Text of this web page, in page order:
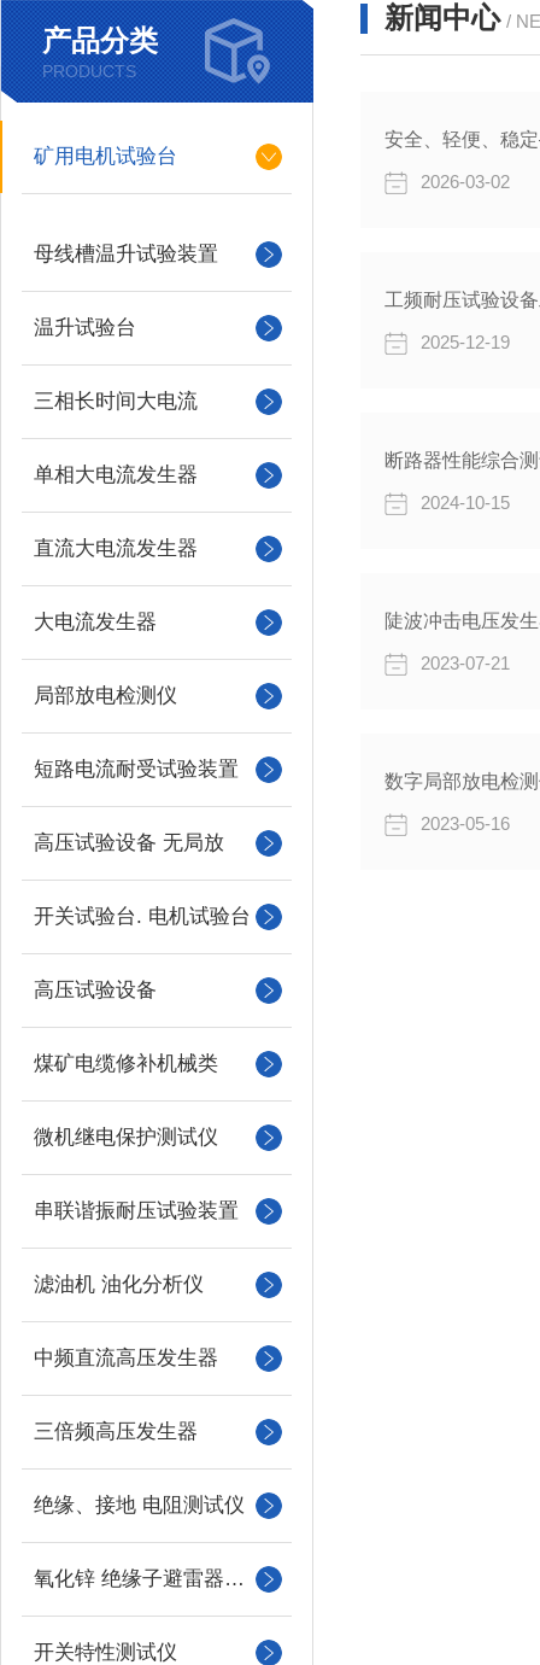
产品分类
PRODUCTS
矿用电机试验台
母线槽温升试验装置
温升试验台
三相长时间大电流
单相大电流发生器
直流大电流发生器
大电流发生器
局部放电检测仪
短路电流耐受试验装置
高压试验设备 无局放
开关试验台. 电机试验台
高压试验设备
煤矿电缆修补机械类
微机继电保护测试仪
串联谐振耐压试验装置
滤油机 油化分析仪
中频直流高压发生器
三倍频高压发生器
绝缘、接地 电阻测试仪
氧化锌 绝缘子避雷器测试
开关特性测试仪
新闻中心 /
安全、轻便、稳
2026-03-02
工频耐压试验设
2025-12-19
断路器性能综合
2024-10-15
陡波冲击电压发
2023-07-21
数字局部放电检
2023-05-16